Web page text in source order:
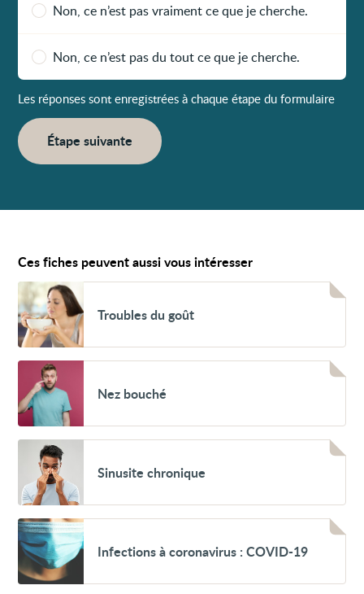
Non, ce n’est pas vraiment ce que je cherche.
Non, ce n’est pas du tout ce que je cherche.
Les réponses sont enregistrées à chaque étape du formulaire
Étape suivante
Ces fiches peuvent aussi vous intéresser
Voir
Troubles
du
goût
Troubles du goût
Voir
Nez
bouché
Nez bouché
Voir
Sinusite
chronique
Sinusite chronique
Voir
Infections
à
coronavirus
:
Infections à coronavirus : COVID-19